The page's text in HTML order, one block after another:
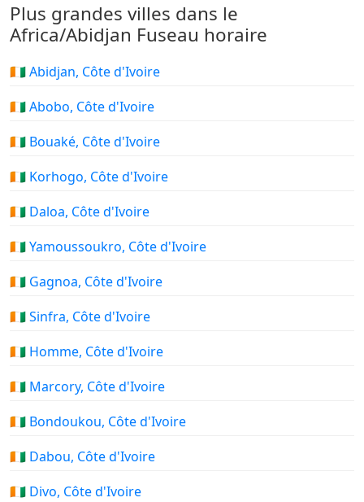
Plus grandes villes dans le
Africa/Abidjan Fuseau horaire
🇨🇮 Abidjan, Côte d'Ivoire
🇨🇮 Abobo, Côte d'Ivoire
🇨🇮 Bouaké, Côte d'Ivoire
🇨🇮 Korhogo, Côte d'Ivoire
🇨🇮 Daloa, Côte d'Ivoire
🇨🇮 Yamoussoukro, Côte d'Ivoire
🇨🇮 Gagnoa, Côte d'Ivoire
🇨🇮 Sinfra, Côte d'Ivoire
🇨🇮 Homme, Côte d'Ivoire
🇨🇮 Marcory, Côte d'Ivoire
🇨🇮 Bondoukou, Côte d'Ivoire
🇨🇮 Dabou, Côte d'Ivoire
🇨🇮 Divo, Côte d'Ivoire